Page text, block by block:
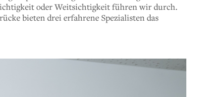
oder Weitsichtigkeit führen wir durch.
bieten drei erfahrene Spezialisten das